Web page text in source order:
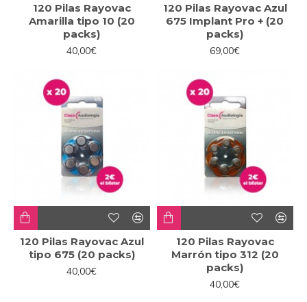
120 Pilas Rayovac
Amarilla tipo 10 (20
packs)
40,00€
120 Pilas Rayovac Azul
675 Implant Pro + (20
packs)
69,00€
120 Pilas Rayovac Azul
tipo 675 (20 packs)
40,00€
120 Pilas Rayovac
Marrón tipo 312 (20
packs)
40,00€